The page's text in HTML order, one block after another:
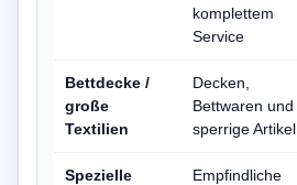
komplettem
Service
Bettdecke /
große
Textilien
Decken,
Bettwaren und
sperrige Artikel
Spezielle
Empfindliche